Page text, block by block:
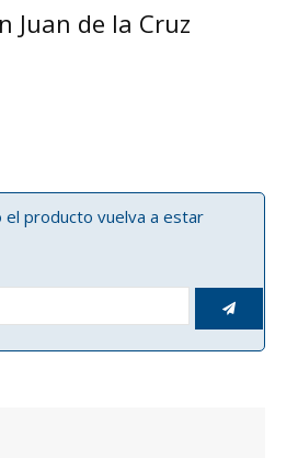
Juan de la Cruz
el producto vuelva a estar
